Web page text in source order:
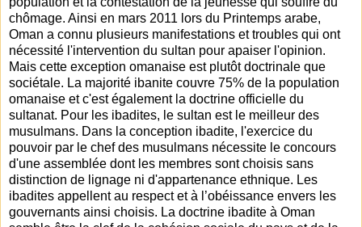
chômage. Ainsi en mars 2011 lors du Printemps arabe,
Oman a connu plusieurs manifestations et troubles qui ont
nécessité l'intervention du sultan pour apaiser l'opinion.
Mais cette exception omanaise est plutôt doctrinale que
sociétale. La majorité ibanite couvre 75% de la population
omanaise et c'est également la doctrine officielle du
sultanat. Pour les ibadites, le sultan est le meilleur des
musulmans. Dans la conception ibadite, l'exercice du
pouvoir par le chef des musulmans nécessite le concours
d'une assemblée dont les membres sont choisis sans
distinction de lignage ni d'appartenance ethnique. Les
ibadites appellent au respect et à l’obéissance envers les
gouvernants ainsi choisis. La doctrine ibadite à Oman